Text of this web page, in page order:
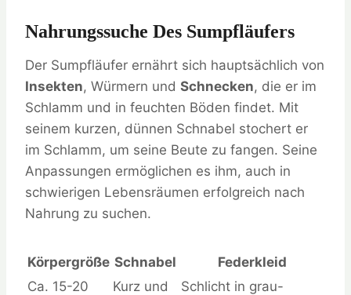
Nahrungssuche Des Sumpfläufers
Der Sumpfläufer ernährt sich hauptsächlich von
Insekten, Würmern und Schnecken, die er im
Schlamm und in feuchten Böden findet. Mit
seinem kurzen, dünnen Schnabel stochert er
im Schlamm, um seine Beute zu fangen. Seine
Anpassungen ermöglichen es ihm, auch in
schwierigen Lebensräumen erfolgreich nach
Nahrung zu suchen.
Körpergröße Schnabel
Federkleid
Ca. 15-20
Kurz und Schlicht in grau-